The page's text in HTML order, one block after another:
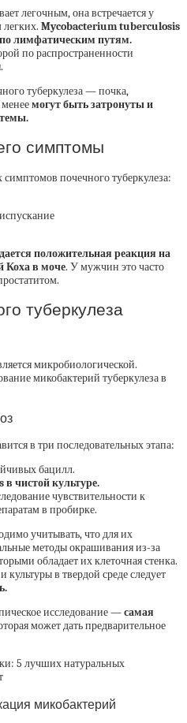
легочным, она встречается у
Mycobacterium tuberculosis
лимфатическим путям.
по распространенности
туберкулеза — почка,
могут быть затронуты и
симптомы
почечного туберкулеза:
положительная реакция на
Коха в моче. У мужчин это часто
туберкулеза
микробиологической.
микобактерий туберкулеза в
в три последовательных этапа:
бацилл.
чистой культуре.
чувствительности к
в пробирке.
учитывать, что для их
методы окрашивания из-за
обладает их клеточная стенка.
в твердой среде следует
исследование —самая
может дать предварительное
5 лучших натуральных
микобактерий